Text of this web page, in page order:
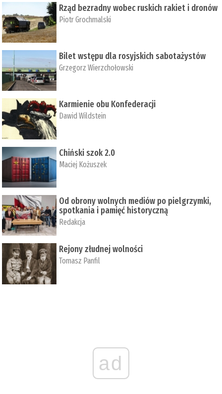
Rząd bezradny wobec ruskich rakiet i dronów
Piotr Grochmalski
Bilet wstępu dla rosyjskich sabotażystów
Grzegorz Wierzchołowski
Karmienie obu Konfederacji
Dawid Wildstein
Chiński szok 2.0
Maciej Kożuszek
Od obrony wolnych mediów po pielgrzymki,
spotkania i pamięć historyczną
Redakcja
Rejony złudnej wolności
Tomasz Panfil
ad